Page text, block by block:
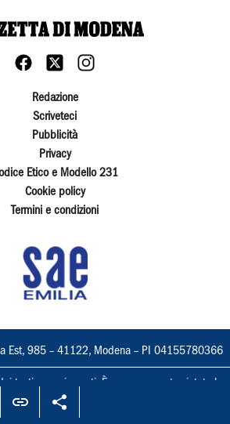
Redazione
Scriveteci
Pubblicità
Privacy
Etico e Modello 231
Cookie policy
Termini e condizioni
Est, 985 – 41122, Modena – PI 04155780366
testi sono riservati. È espressamente vietata la
mezzo e l'adattamento totale o parziale.